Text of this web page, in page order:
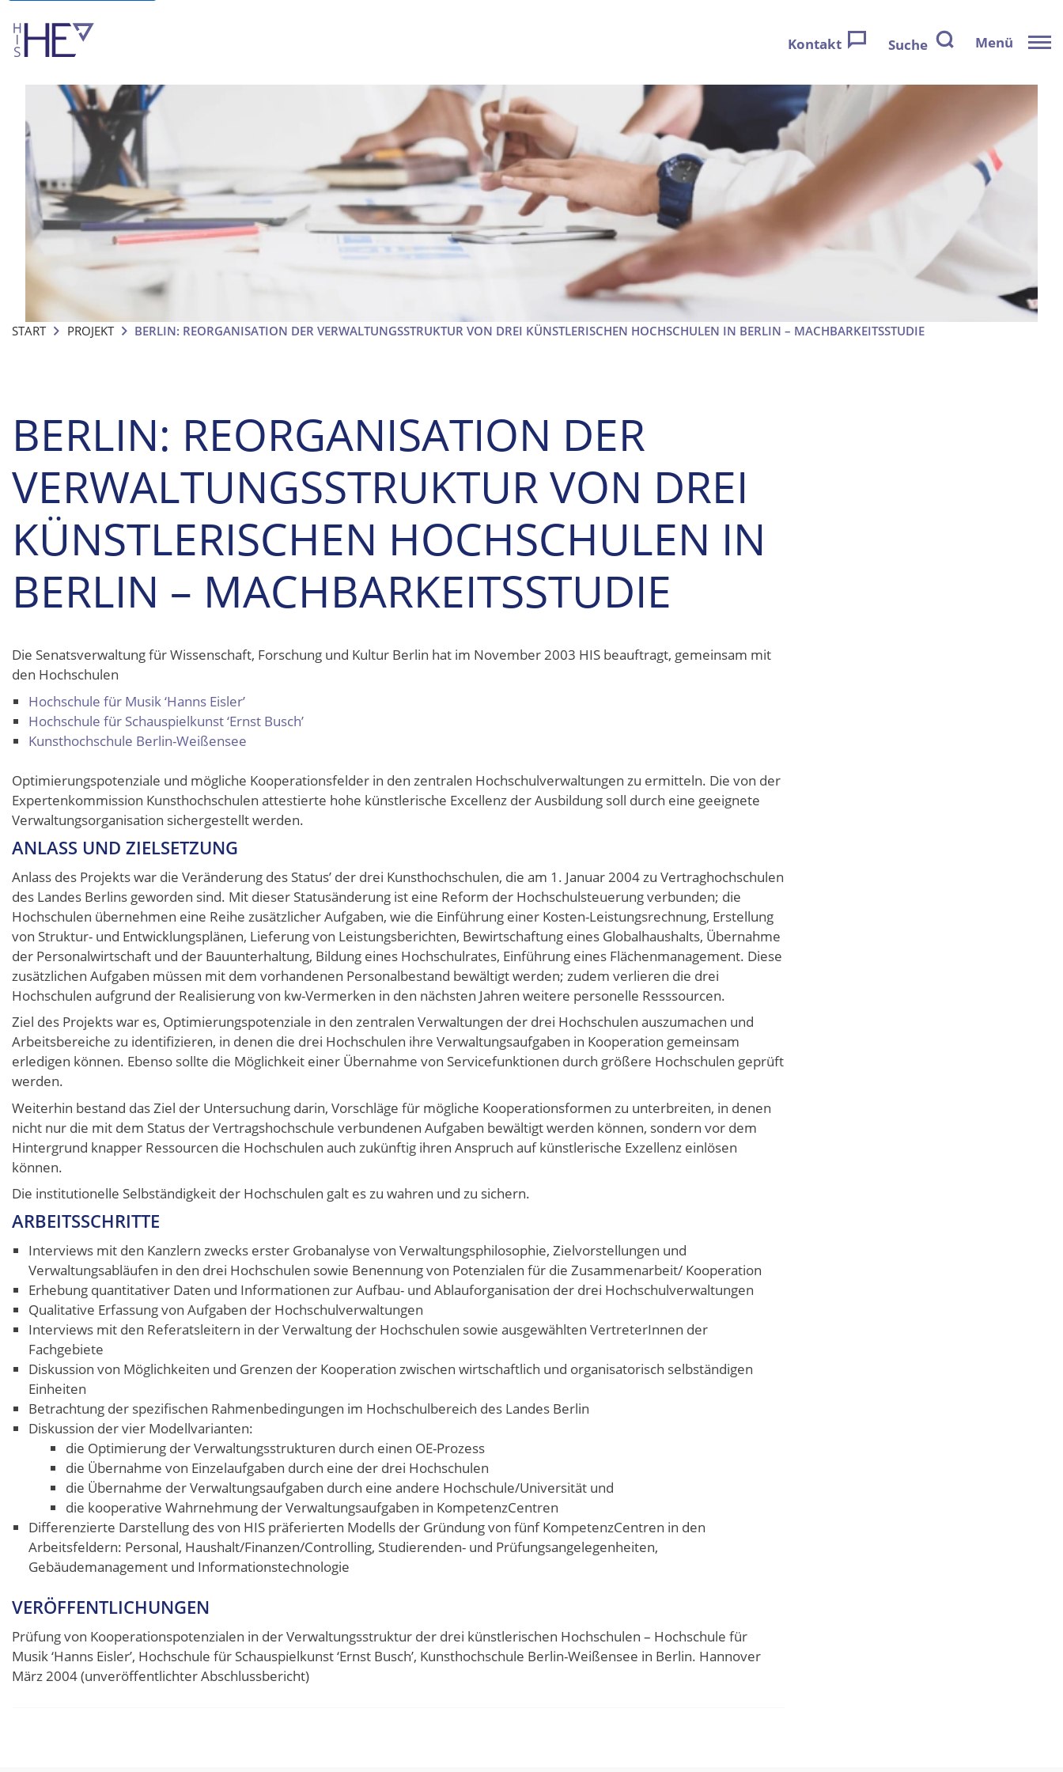
Kontakt Suche Menü
START PROJEKT BERLIN: REORGANISATION DER VERWALTUNGSSTRUKTUR VON DREI KÜNSTLERISCHEN HOCHSCHULEN IN BERLIN – MACHBARKEITSSTUDIE
BERLIN: REORGANISATION DER
VERWALTUNGSSTRUKTUR VON DREI
KÜNSTLERISCHEN HOCHSCHULEN IN
BERLIN – MACHBARKEITSSTUDIE
Die Senatsverwaltung für Wissenschaft, Forschung und Kultur Berlin hat im November 2003 HIS beauftragt, gemeinsam mit
den Hochschulen
Hochschule für Musik ‘Hanns Eisler’
Hochschule für Schauspielkunst ‘Ernst Busch’
Kunsthochschule Berlin-Weißensee
Optimierungspotenziale und mögliche Kooperationsfelder in den zentralen Hochschulverwaltungen zu ermitteln. Die von der
Expertenkommission Kunsthochschulen attestierte hohe künstlerische Excellenz der Ausbildung soll durch eine geeignete
Verwaltungsorganisation sichergestellt werden.
ANLASS UND ZIELSETZUNG
Anlass des Projekts war die Veränderung des Status’ der drei Kunsthochschulen, die am 1. Januar 2004 zu Vertraghochschulen
des Landes Berlins geworden sind. Mit dieser Statusänderung ist eine Reform der Hochschulsteuerung verbunden; die
Hochschulen übernehmen eine Reihe zusätzlicher Aufgaben, wie die Einführung einer Kosten-Leistungsrechnung, Erstellung
von Struktur- und Entwicklungsplänen, Lieferung von Leistungsberichten, Bewirtschaftung eines Globalhaushalts, Übernahme
der Personalwirtschaft und der Bauunterhaltung, Bildung eines Hochschulrates, Einführung eines Flächenmanagement. Diese
zusätzlichen Aufgaben müssen mit dem vorhandenen Personalbestand bewältigt werden; zudem verlieren die drei
Hochschulen aufgrund der Realisierung von kw-Vermerken in den nächsten Jahren weitere personelle Resssourcen.
Ziel des Projekts war es, Optimierungspotenziale in den zentralen Verwaltungen der drei Hochschulen auszumachen und
Arbeitsbereiche zu identifizieren, in denen die drei Hochschulen ihre Verwaltungsaufgaben in Kooperation gemeinsam
erledigen können. Ebenso sollte die Möglichkeit einer Übernahme von Servicefunktionen durch größere Hochschulen geprüft
werden.
Weiterhin bestand das Ziel der Untersuchung darin, Vorschläge für mögliche Kooperationsformen zu unterbreiten, in denen
nicht nur die mit dem Status der Vertragshochschule verbundenen Aufgaben bewältigt werden können, sondern vor dem
Hintergrund knapper Ressourcen die Hochschulen auch zukünftig ihren Anspruch auf künstlerische Exzellenz einlösen
können.
Die institutionelle Selbständigkeit der Hochschulen galt es zu wahren und zu sichern.
ARBEITSSCHRITTE
Interviews mit den Kanzlern zwecks erster Grobanalyse von Verwaltungsphilosophie, Zielvorstellungen und
Verwaltungsabläufen in den drei Hochschulen sowie Benennung von Potenzialen für die Zusammenarbeit/ Kooperation
Erhebung quantitativer Daten und Informationen zur Aufbau- und Ablauforganisation der drei Hochschulverwaltungen
Qualitative Erfassung von Aufgaben der Hochschulverwaltungen
Interviews mit den Referatsleitern in der Verwaltung der Hochschulen sowie ausgewählten VertreterInnen der
Fachgebiete
Diskussion von Möglichkeiten und Grenzen der Kooperation zwischen wirtschaftlich und organisatorisch selbständigen
Einheiten
Betrachtung der spezifischen Rahmenbedingungen im Hochschulbereich des Landes Berlin
Diskussion der vier Modellvarianten:
die Optimierung der Verwaltungsstrukturen durch einen OE-Prozess
die Übernahme von Einzelaufgaben durch eine der drei Hochschulen
die Übernahme der Verwaltungsaufgaben durch eine andere Hochschule/Universität und
die kooperative Wahrnehmung der Verwaltungsaufgaben in KompetenzCentren
Differenzierte Darstellung des von HIS präferierten Modells der Gründung von fünf KompetenzCentren in den
Arbeitsfeldern: Personal, Haushalt/Finanzen/Controlling, Studierenden- und Prüfungsangelegenheiten,
Gebäudemanagement und Informationstechnologie
VERÖFFENTLICHUNGEN
Prüfung von Kooperationspotenzialen in der Verwaltungsstruktur der drei künstlerischen Hochschulen – Hochschule für
Musik ‘Hanns Eisler’, Hochschule für Schauspielkunst ‘Ernst Busch’, Kunsthochschule Berlin-Weißensee in Berlin. Hannover
März 2004 (unveröffentlichter Abschlussbericht)